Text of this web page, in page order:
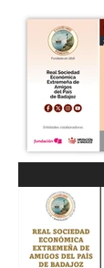
CON...”